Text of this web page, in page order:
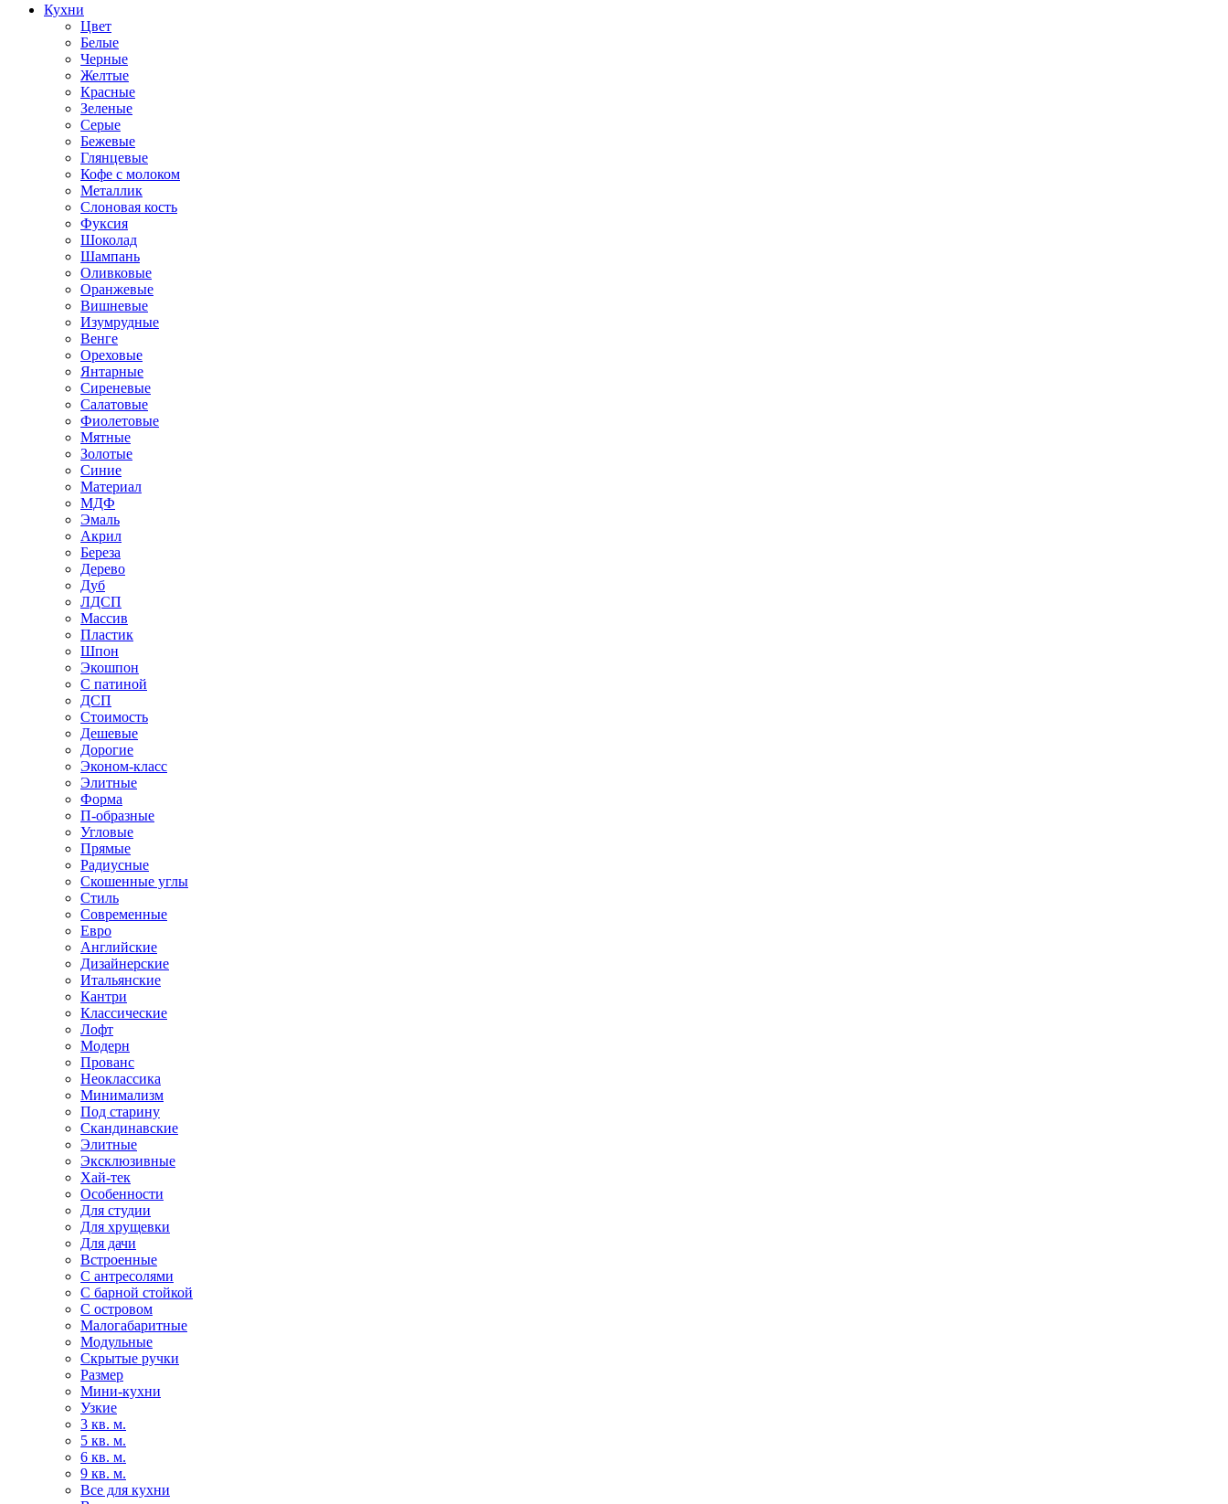
Кухни
Цвет
Белые
Черные
Желтые
Красные
Зеленые
Серые
Бежевые
Глянцевые
Кофе с молоком
Металлик
Слоновая кость
Фуксия
Шоколад
Шампань
Оливковые
Оранжевые
Вишневые
Изумрудные
Венге
Ореховые
Янтарные
Сиреневые
Салатовые
Фиолетовые
Мятные
Золотые
Синие
Материал
МДФ
Эмаль
Акрил
Береза
Дерево
Дуб
ЛДСП
Массив
Пластик
Шпон
Экошпон
С патиной
ДСП
Стоимость
Дешевые
Дорогие
Эконом-класс
Элитные
Форма
П-образные
Угловые
Прямые
Радиусные
Скошенные углы
Стиль
Современные
Евро
Английские
Дизайнерские
Итальянские
Кантри
Классические
Лофт
Модерн
Прованс
Неоклассика
Минимализм
Под старину
Скандинавские
Элитные
Эксклюзивные
Хай-тек
Особенности
Для студии
Для хрущевки
Для дачи
Встроенные
С антресолями
С барной стойкой
С островом
Малогабаритные
Модульные
Скрытые ручки
Размер
Мини-кухни
Узкие
3 кв. м.
5 кв. м.
6 кв. м.
9 кв. м.
Все для кухни